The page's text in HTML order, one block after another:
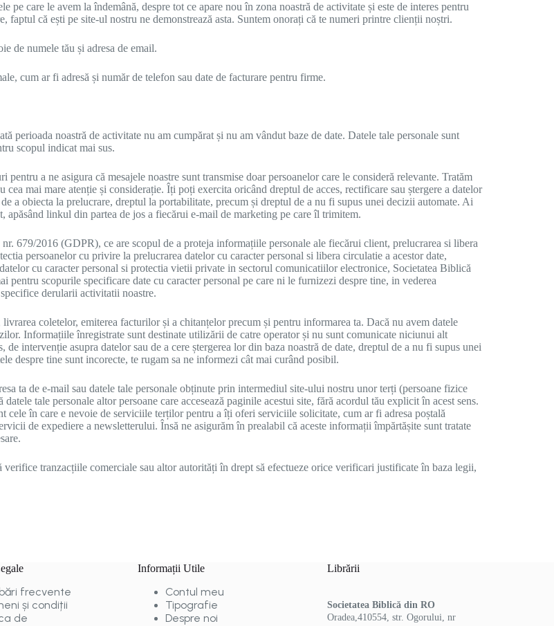
pe care le avem la îndemână, despre tot ce apare nou în zona noastră de activitate și este de interes pentru
că ești pe site-ul nostru ne demonstrează asta. Suntem onorați că te numeri printre clienții noștri.
de numele tău și adresa de email.
cum ar fi adresă și număr de telefon sau date de facturare pentru firme.
perioada noastră de activitate nu am cumpărat și nu am vândut baze de date. Datele tale personale sunt
scopul indicat mai sus.
a ne asigura că mesajele noastre sunt transmise doar persoanelor care le consideră relevante. Tratăm
mai mare atenție și considerație. Îți poți exercita oricând dreptul de acces, rectificare sau ștergere a datelor
a obiecta la prelucrare, dreptul la portabilitate, precum și dreptul de a nu fi supus unei decizii automate. Ai
linkul din partea de jos a fiecărui e-mail de marketing pe care îl trimitem.
679/2016 (GDPR), ce are scopul de a proteja informațiile personale ale fiecărui client, prelucrarea si libera
persoanelor cu privire la prelucrarea datelor cu caracter personal si libera circulatie a acestor date,
cu caracter personal si protectia vietii private in sectorul comunicatiilor electronice, Societatea Biblică
scopurile specificare date cu caracter personal pe care ni le furnizezi despre tine, in vederea
derularii activitatii noastre.
coletelor, emiterea facturilor și a chitanțelor precum și pentru informarea ta. Dacă nu avem datele
Informațiile înregistrate sunt destinate utilizării de catre operator și nu sunt comunicate niciunui alt
intervenție asupra datelor sau de a cere ștergerea lor din baza noastră de date, dreptul de a nu fi supus unei
despre tine sunt incorecte, te rugam sa ne informezi cât mai curând posibil.
ta de e-mail sau datele tale personale obținute prin intermediul site-ului nostru unor terți (persoane fizice
tale personale altor persoane care accesează paginile acestui site, fără acordul tău explicit în acest sens.
cele în care e nevoie de serviciile terților pentru a îți oferi serviciile solicitate, cum ar fi adresa poștală
de expediere a newsletterului. Însă ne asigurăm în prealabil că aceste informații împărtășite sunt tratate
tranzacțiile comerciale sau altor autorități în drept să efectueze orice verificari justificate în baza legii,
frecvente
și condiții
de
Informații Utile
Contul meu
Tipografie
Despre noi
Librării
Societatea Biblică din RO
Oradea,410554, str. Ogorului, nr